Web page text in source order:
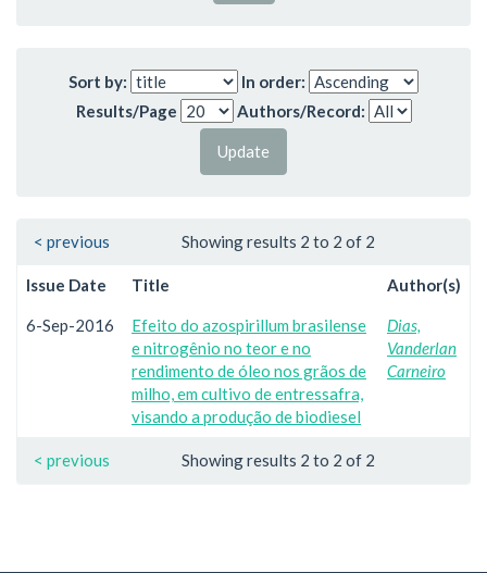
Sort by:
In order:
Results/Page
Authors/Record:
Showing results 2 to 2 of 2
< previous
Issue Date Title Author(s)
6-Sep-2016
Efeito do azospirillum brasilense
e nitrogênio no teor e no
rendimento de óleo nos grãos de
milho, em cultivo de entressafra,
visando a produção de biodiesel
Dias,
Vanderlan
Carneiro
Showing results 2 to 2 of 2
< previous